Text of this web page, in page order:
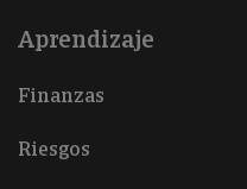
Aprendizaje
Finanzas
Riesgos